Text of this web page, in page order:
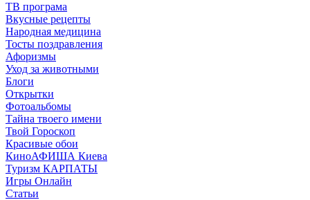
ТВ програма
Вкусные рецепты
Народная медицина
Тосты поздравления
Афоризмы
Уход за животными
Блоги
Открытки
Фотоальбомы
Тайна твоего имени
Твой Гороскоп
Красивые обои
КиноАФИША Киева
Туризм КАРПАТЫ
Игры Онлайн
Статьи